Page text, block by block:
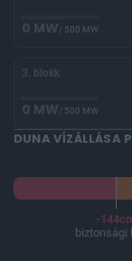
0 MW/ 500 MW
3. blokk
0 MW/ 500 MW
DUNA VÍZÁLLÁSA
-
biztonsági